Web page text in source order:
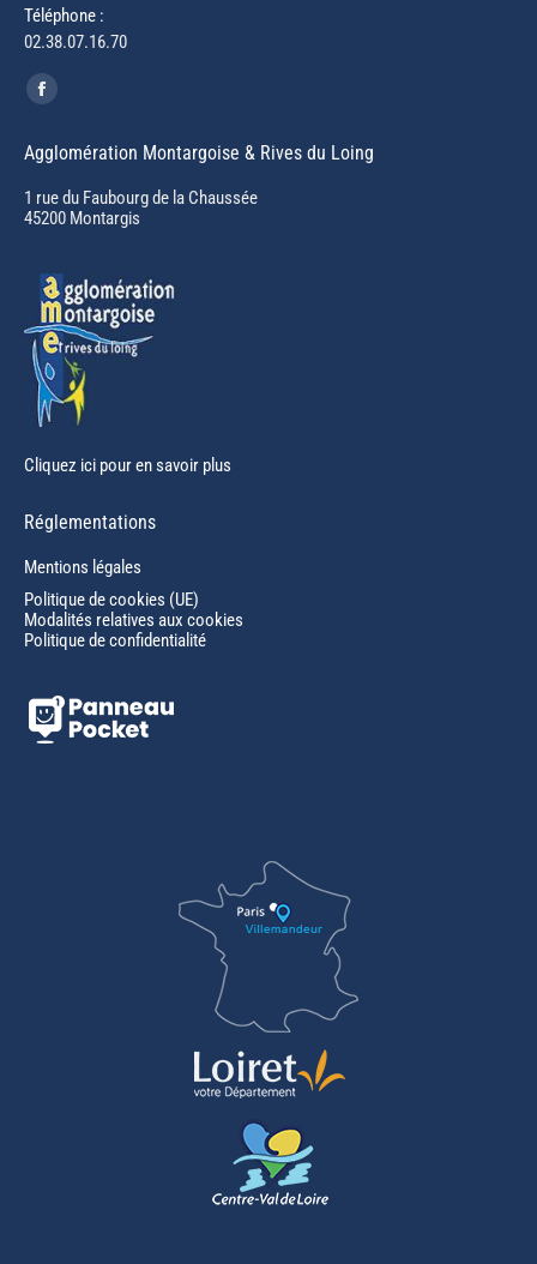
Téléphone :
02.38.07.16.70
Trouvez nous sur :
Facebook
opens
in
new
Agglomération Montargoise & Rives du Loing
1 rue du Faubourg de la Chaussée
45200 Montargis
Cliquez ici pour en savoir plus
Réglementations
Mentions légales
Politique de cookies (UE)
Modalités relatives aux cookies
Politique de confidentialité